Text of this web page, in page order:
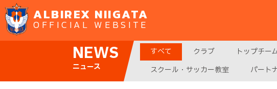
ALBIREX NIIGATA
OFFICIAL WEBSITE
NEWS
ニュース
すべて クラブ トップチー
スクール・サッカー教室
パート